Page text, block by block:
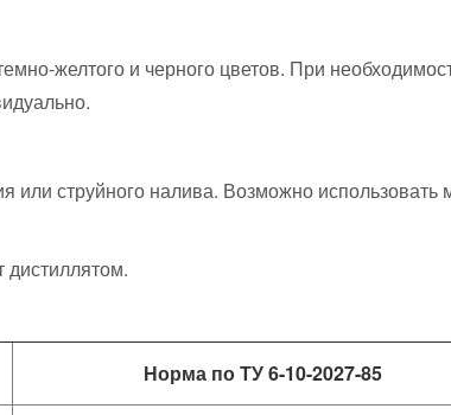
желтого и черного цветов. При
струйного налива. Возможно использовать
дистиллятом.
Норма по ТУ 6-10-2027-85